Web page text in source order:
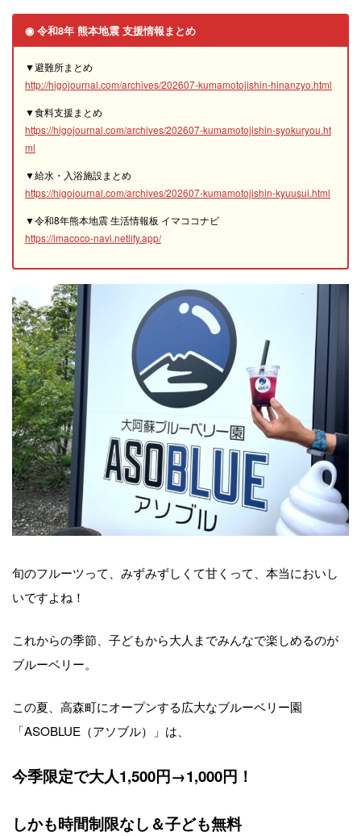
◉ 令和8年 熊本地震 支援情報まとめ
▼避難所まとめ
http://higojournal.com/archives/202607-kumamotojishin-hinanzyo.html
▼食料支援まとめ
https://higojournal.com/archives/202607-kumamotojishin-syokuryou.ht
ml
▼給水・入浴施設まとめ
https://higojournal.com/archives/202607-kumamotojishin-kyuusui.html
▼令和8年熊本地震 生活情報板 イマココナビ
https://imacoco-navi.netlify.app/
旬のフルーツって、みずみずしくて甘くって、本当においし
いですよね！
これからの季節、子どもから大人までみんなで楽しめるのが
ブルーベリー。
この夏、高森町にオープンする広大なブルーベリー園
「ASOBLUE（アソブル）」は、
今季限定で大人1,500円→1,000円！
しかも時間制限なし＆子ども無料